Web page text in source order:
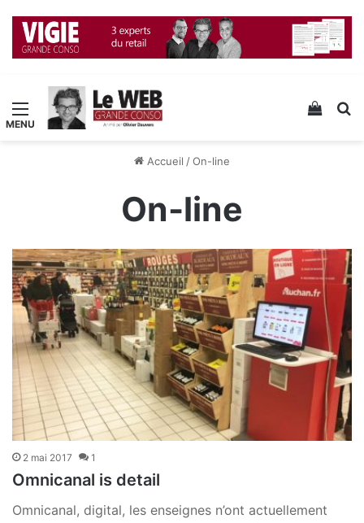
Menu Voir
Accueil /On-line
On-line
2 mai 2017 1
Omnicanal is detail
Omnicanal, digital, les enseignes n’ont actuellement